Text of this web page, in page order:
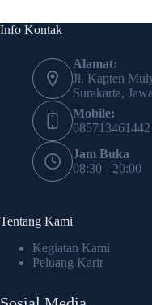
Info Kontak
Alamat:
Jl. Kapten
Surakarta,
Mobile:
085713461442
Jam Buka
08:30 - 20:00
Tentang Kami
Kegiatan Kami
Peluang Karir